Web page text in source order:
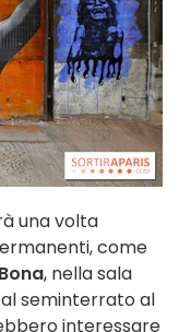
una volta
come
, nella sala
seminterrato al
interessare